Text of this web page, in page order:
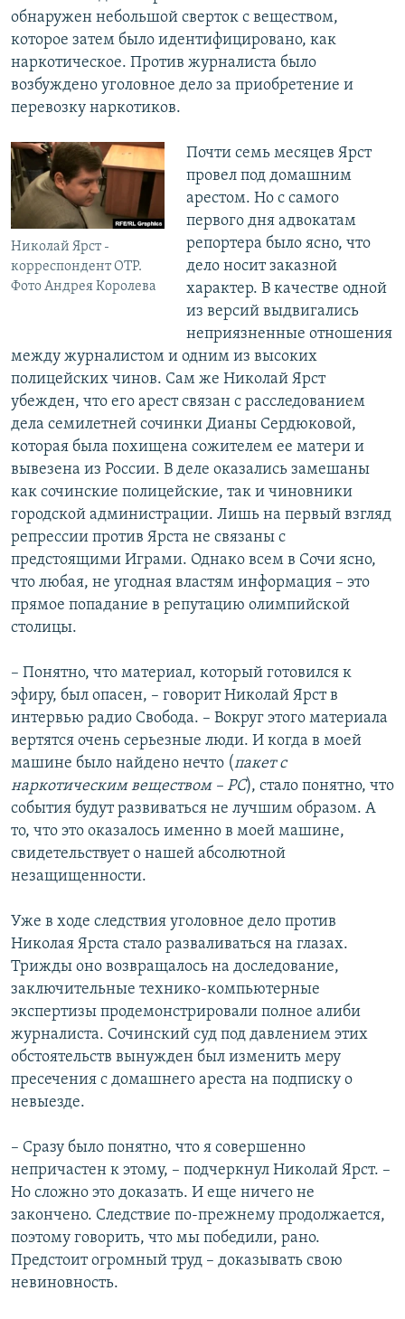
обнаружен небольшой сверток с веществом,
которое затем было идентифицировано, как
наркотическое. Против журналиста было
возбуждено уголовное дело за приобретение и
перевозку наркотиков.
Николай Ярст -
корреспондент ОТР.
Фото Андрея Королева
Почти семь месяцев Ярст
провел под домашним
арестом. Но с самого
первого дня адвокатам
репортера было ясно, что
дело носит заказной
характер. В качестве одной
из версий выдвигались
неприязненные отношения
между журналистом и одним из высоких
полицейских чинов. Сам же Николай Ярст
убежден, что его арест связан с расследованием
дела семилетней сочинки Дианы Сердюковой,
которая была похищена сожителем ее матери и
вывезена из России. В деле оказались замешаны
как сочинские полицейские, так и чиновники
городской администрации. Лишь на первый взгляд
репрессии против Ярста не связаны с
предстоящими Играми. Однако всем в Сочи ясно,
что любая, не угодная властям информация – это
прямое попадание в репутацию олимпийской
столицы.
– Понятно, что материал, который готовился к
эфиру, был опасен, – говорит Николай Ярст в
интервью радио Свобода. – Вокруг этого материала
вертятся очень серьезные люди. И когда в моей
машине было найдено нечто (пакет с
наркотическим веществом – РС), стало понятно, что
события будут развиваться не лучшим образом. А
то, что это оказалось именно в моей машине,
свидетельствует о нашей абсолютной
незащищенности.
Уже в ходе следствия уголовное дело против
Николая Ярста стало разваливаться на глазах.
Трижды оно возвращалось на доследование,
заключительные технико-компьютерные
экспертизы продемонстрировали полное алиби
журналиста. Сочинский суд под давлением этих
обстоятельств вынужден был изменить меру
пресечения с домашнего ареста на подписку о
невыезде.
– Сразу было понятно, что я совершенно
непричастен к этому, – подчеркнул Николай Ярст. –
Но сложно это доказать. И еще ничего не
закончено. Следствие по-прежнему продолжается,
поэтому говорить, что мы победили, рано.
Предстоит огромный труд – доказывать свою
невиновность.